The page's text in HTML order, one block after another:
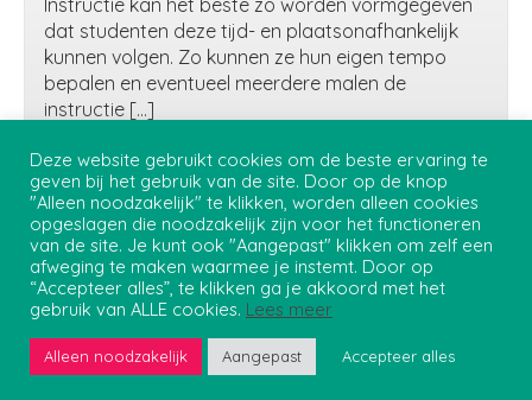
Instructie kan het beste zo worden vormgegeven
dat studenten deze tijd- en plaatsonafhankelijk
kunnen volgen. Zo kunnen ze hun eigen tempo
bepalen en eventueel meerdere malen de
instructie […]
Instructie
(zelfstudie)
Privacybeleid
Onderwijs Student Support - Teaching and Learning Centre
Tekstuele inhoud
Deze website gebruikt cookies om de beste ervaring te
geven bij het gebruik van de site. Door op de knop
"Alleen noodzakelijk" te klikken, worden alleen cookies
opgeslagen die noodzakelijk zijn voor het functioneren
van de site. Je kunt ook "Aangepast" klikken om zelf een
afweging te maken waarmee je instemt. Door op
“Accepteer alles”, te klikken ga je akkoord met het
gebruik van ALLE cookies. Lees meer
Alleen noodzakelijk Aangepast Accepteer alles